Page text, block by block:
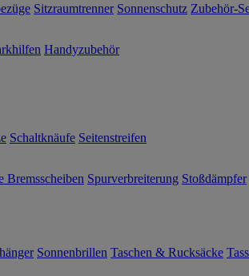
Sitzraumtrenner Sonnenschutz Zubehör-
Handyzubehör
Schaltknäufe Seitenstreifen
Bremsscheiben Spurverbreiterung Stoßdämpfer
Sonnenbrillen Taschen & Rucksäcke